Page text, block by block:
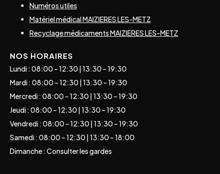
Numéros utiles
Matériel médical MAIZIERES LES-METZ
Recyclage médicaments MAIZIERES LES-METZ
NOS HORAIRES
Lundi : 08:00 – 12:30 | 13:30 – 19:30
Mardi : 08:00 – 12:30 | 13:30 – 19:30
Mercredi : 08:00 – 12:30 | 13:30 – 19:30
Jeudi : 08:00 – 12:30 | 13:30 – 19:30
Vendredi : 08:00 – 12:30 | 13:30 – 19:30
Samedi : 08:00 – 12:30 | 13:30 – 18:00
Dimanche : Consulter les gardes